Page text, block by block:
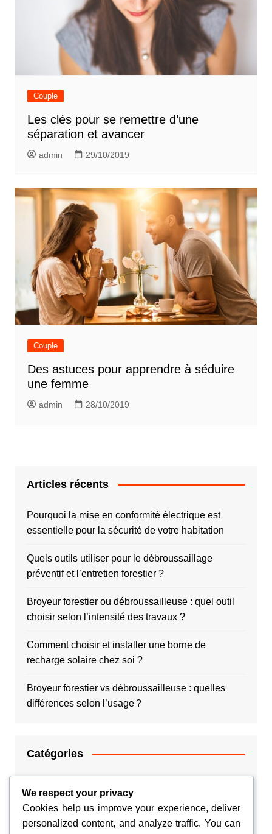
Couple
Les clés pour se remettre d’une
séparation et avancer
admin 29/10/2019
Couple
Des astuces pour apprendre à séduire
une femme
admin 28/10/2019
Articles récents
Pourquoi la mise en conformité électrique est
essentielle pour la sécurité de votre habitation
Quels outils utiliser pour le débroussaillage
préventif et l’entretien forestier ?
Broyeur forestier ou débroussailleuse : quel outil
choisir selon l’intensité des travaux ?
Comment choisir et installer une borne de
recharge solaire chez soi ?
Broyeur forestier vs débroussailleuse : quelles
différences selon l’usage ?
Catégories
Couple
We respect your privacy
Cookies help us improve your experience, deliver
personalized content, and analyze traffic. You can